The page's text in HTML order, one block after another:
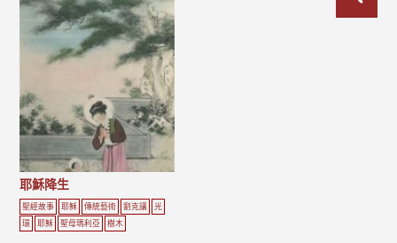
耶穌降生
聖經故事 耶穌 傳統藝術 劉克讓
光
環
耶穌 聖母瑪利亞 樹木